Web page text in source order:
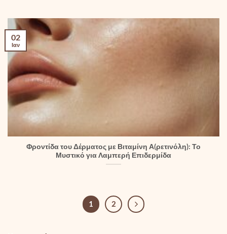
Φροντίδα του Δέρματος με Βιταμίνη Α(ρετινόλη): Το
Μυστικό για Λαμπερή Επιδερμίδα
02
Ιαν
1 2